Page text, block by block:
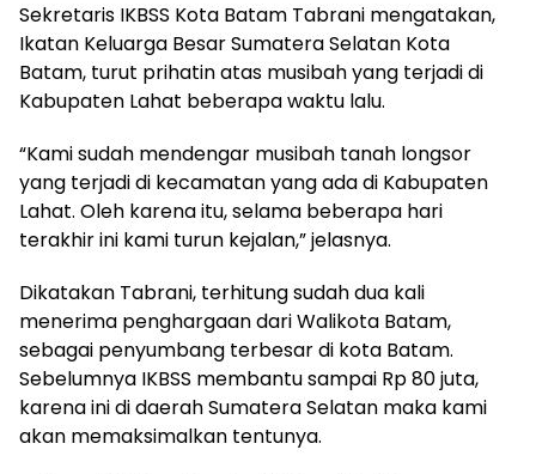
Sekretaris IKBSS Kota Batam Tabrani mengatakan,
Ikatan Keluarga Besar Sumatera Selatan Kota
Batam, turut prihatin atas musibah yang terjadi di
Kabupaten Lahat beberapa waktu lalu.
“Kami sudah mendengar musibah tanah longsor
yang terjadi di kecamatan yang ada di Kabupaten
Lahat. Oleh karena itu, selama beberapa hari
terakhir ini kami turun kejalan,” jelasnya.
Dikatakan Tabrani, terhitung sudah dua kali
menerima penghargaan dari Walikota Batam,
sebagai penyumbang terbesar di kota Batam.
Sebelumnya IKBSS membantu sampai Rp 80 juta,
karena ini di daerah Sumatera Selatan maka kami
akan memaksimalkan tentunya.